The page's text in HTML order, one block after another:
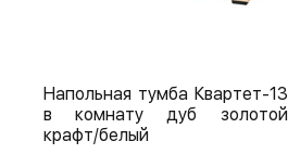
Напольная тумба Квартет-13
в комнату дуб золотой
крафт/белый